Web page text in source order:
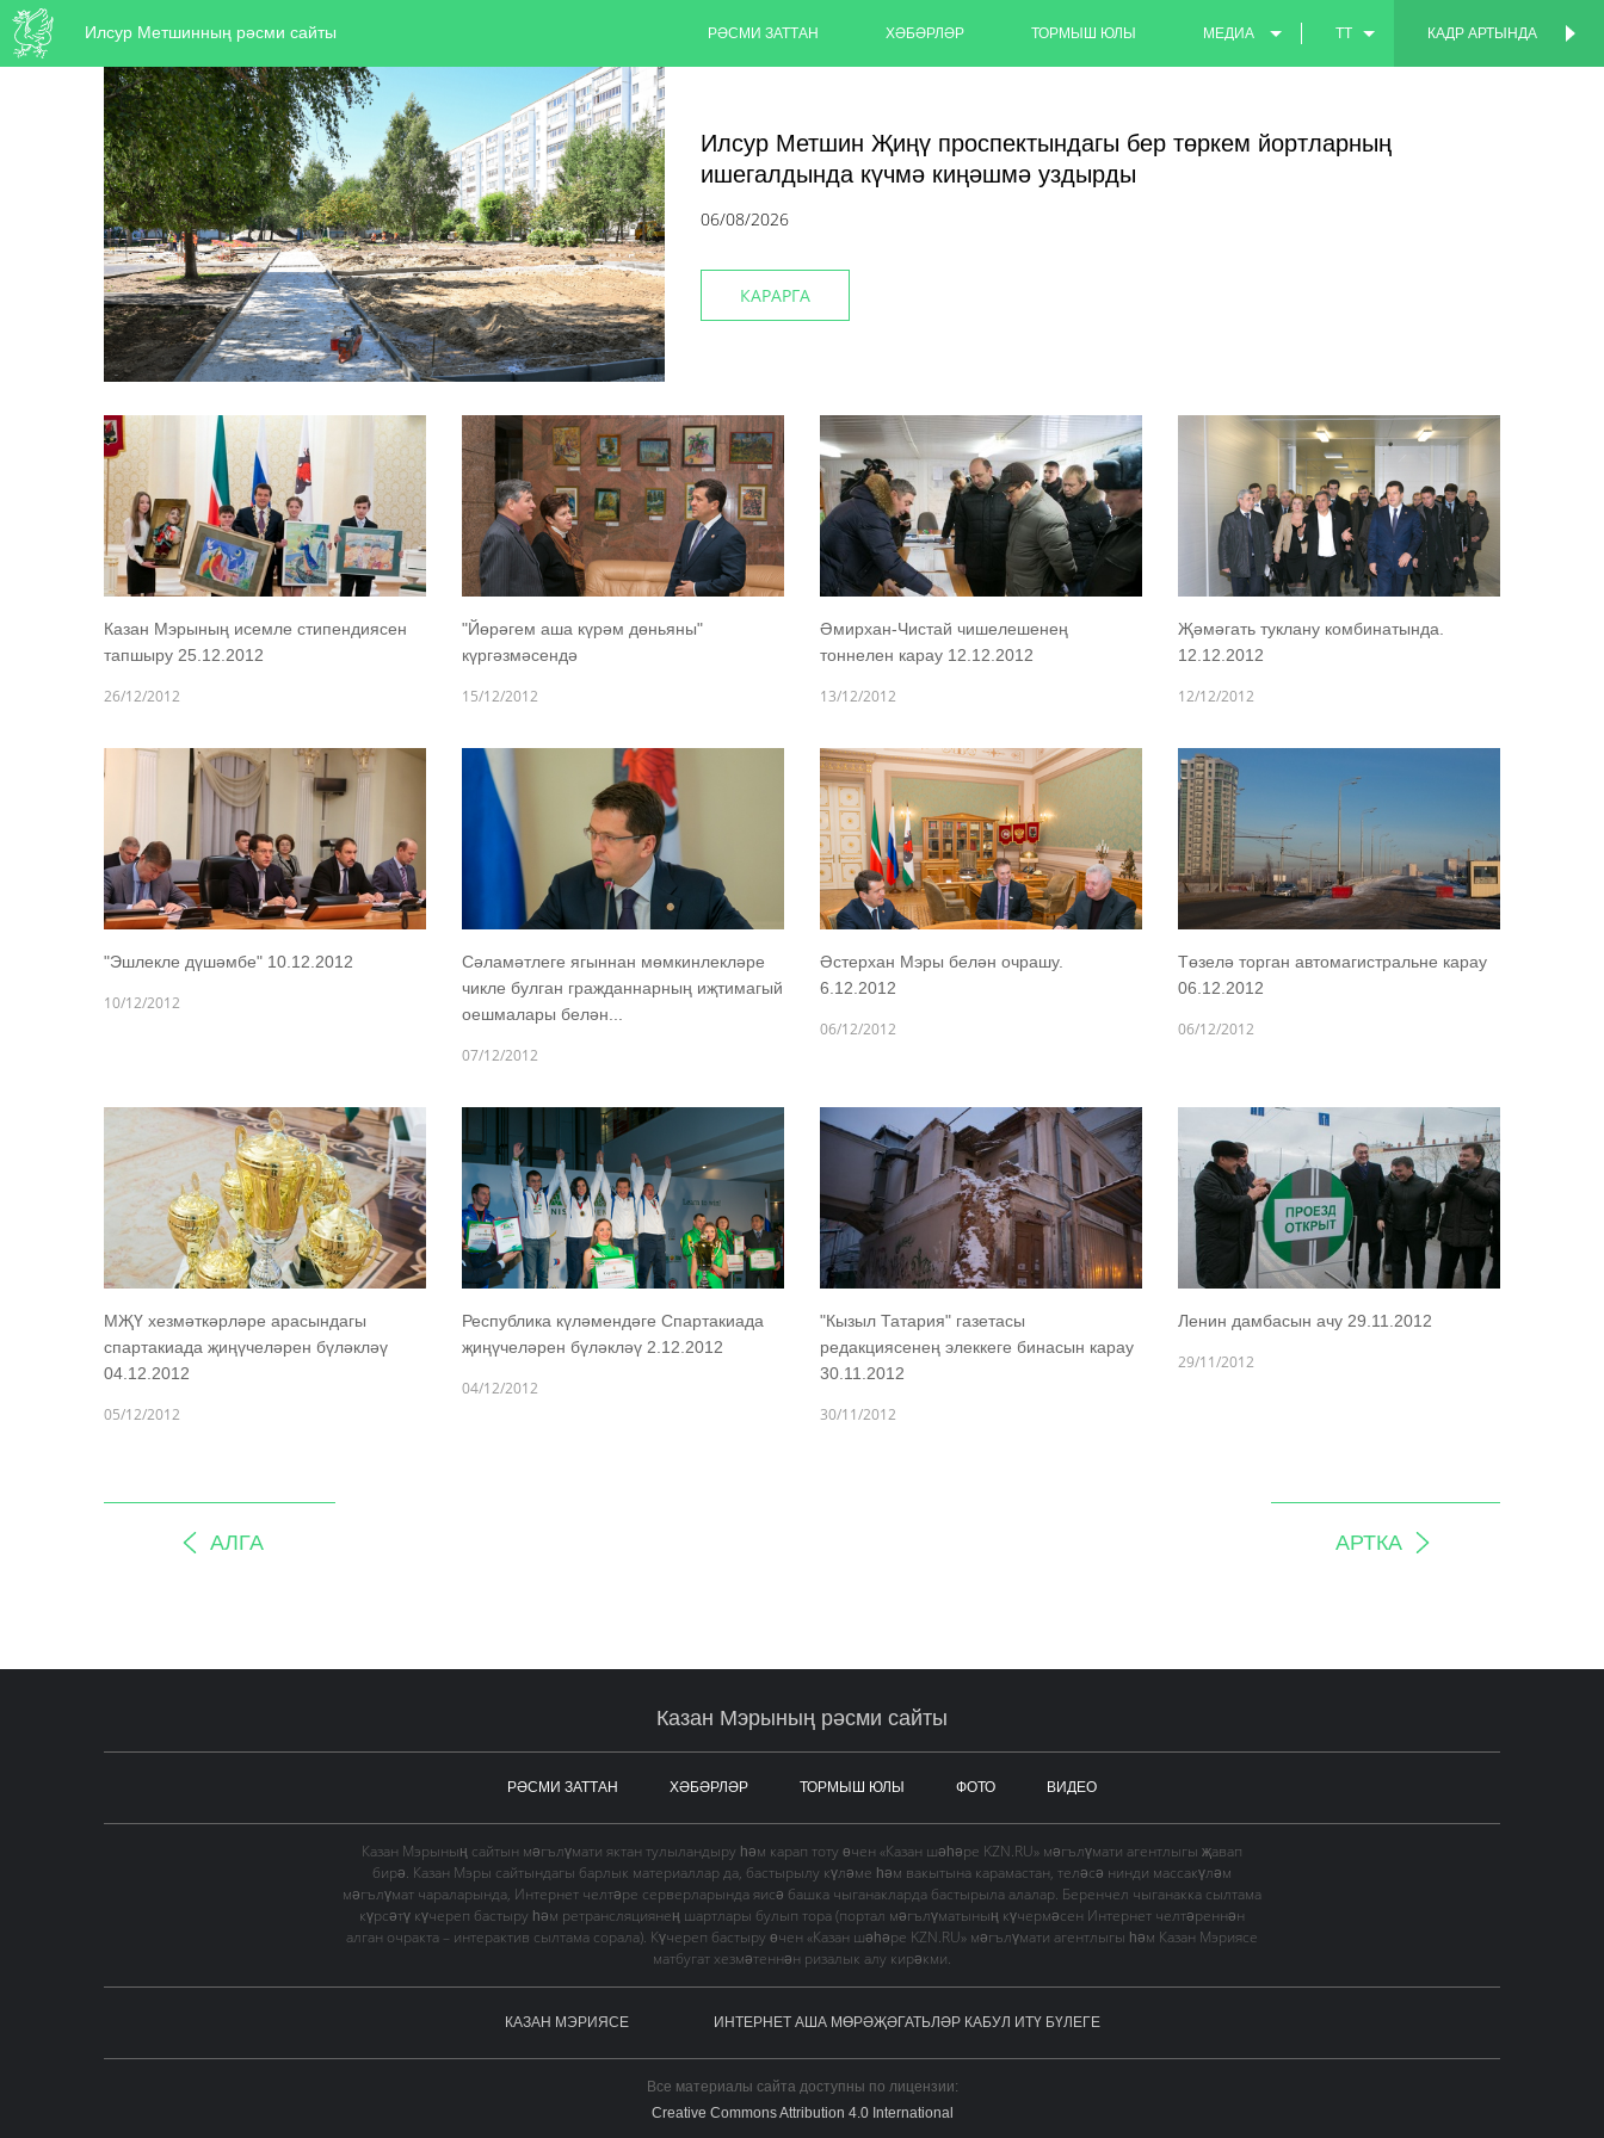
Илсур Метшинның рәсми сайты КАДР АРТЫНДА
РӘСМИ ЗАТТАН ХӘБӘРЛӘР ТОРМЫШ ЮЛЫ МЕДИА TT
Илсур Метшин Җиңү проспектындагы бер төркем йортларның
ишегалдында күчмә киңәшмә уздырды
06/08/2026
КАРАРГА
Казан Мэрының исемле стипендиясен
тапшыру 25.12.2012
26/12/2012
"Йөрәгем аша күрәм дөньяны"
күргәзмәсендә
15/12/2012
Әмирхан-Чистай чишелешенең
тоннелен карау 12.12.2012
13/12/2012
Җәмәгать туклану комбинатында.
12.12.2012
12/12/2012
"Эшлекле дүшәмбе" 10.12.2012
10/12/2012
Сәламәтлеге ягыннан мөмкинлекләре
чикле булган гражданнарның иҗтимагый
оешмалары белән...
07/12/2012
Әстерхан Мэры белән очрашу.
6.12.2012
06/12/2012
Төзелә торган автомагистральне карау
06.12.2012
06/12/2012
МҖҮ хезмәткәрләре арасындагы
спартакиада җиңүчеләрен бүләкләү
04.12.2012
05/12/2012
Республика күләмендәге Спартакиада
җиңүчеләрен бүләкләү 2.12.2012
04/12/2012
"Кызыл Татария" газетасы
редакциясенең элеккеге бинасын карау
30.11.2012
30/11/2012
Ленин дамбасын ачу 29.11.2012
29/11/2012
АЛГА АРТКА
Казан Мэрының рәсми сайты
РӘСМИ ЗАТТАН ХӘБӘРЛӘР ТОРМЫШ ЮЛЫ ФОТО ВИДЕО
Казан Мэрының сайтын мәгълүмати яктан тулыландыру һәм карап тоту өчен «Казан шәһәре KZN.RU» мәгълүмати агентлыгы җавап
бирә. Казан Мэры сайтындагы барлык материаллар да, бастырылу күләме һәм вакытына карамастан, теләсә нинди массакүләм
мәгълүмат чараларында, Интернет челтәре серверларында яисә башка чыганакларда бастырыла алалар. Беренчел чыганакка сылтама
күрсәтү күчереп бастыру һәм ретрансляциянең шартлары булып тора (портал мәгълүматының күчермәсен Интернет челтәреннән
алган очракта – интерактив сылтама сорала). Күчереп бастыру өчен «Казан шәһәре KZN.RU» мәгълүмати агентлыгы һәм Казан Мэриясе
матбугат хезмәтеннән ризалык алу кирәкми.
КАЗАН МЭРИЯСЕ ИНТЕРНЕТ АША МӨРӘҖӘГАТЬЛӘР КАБУЛ ИТҮ БҮЛЕГЕ
Все материалы сайта доступны по лицензии:
Creative Commons Attribution 4.0 International
КАДР АРТЫНДА